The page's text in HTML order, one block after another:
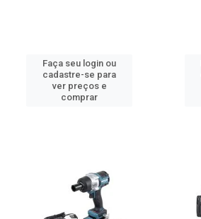
Faça seu login ou
cadastre-se para
ver preços e
comprar